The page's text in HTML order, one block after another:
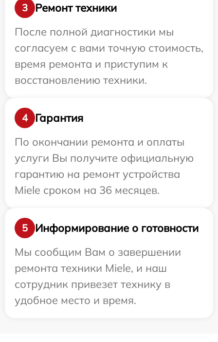
3
Ремонт техники
После полной диагностики мы
согласуем с вами точную стоимость,
время ремонта и приступим к
восстановлению техники.
4
Гарантия
По окончании ремонта и оплаты
услуги Вы получите официальную
гарантию на ремонт устройства
Miele сроком на 36 месяцев.
5
Информирование о готовности
Мы сообщим Вам о завершении
ремонта техники Miele, и наш
сотрудник привезет технику в
удобное место и время.